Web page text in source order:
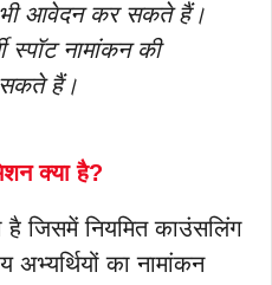
आवेदन कर सकते हैं।
स्पॉट नामांकन की
सकते हैं।
क्या है?
है जिसमें नियमित काउंसलिंग
अभ्यर्थियों का नामांकन